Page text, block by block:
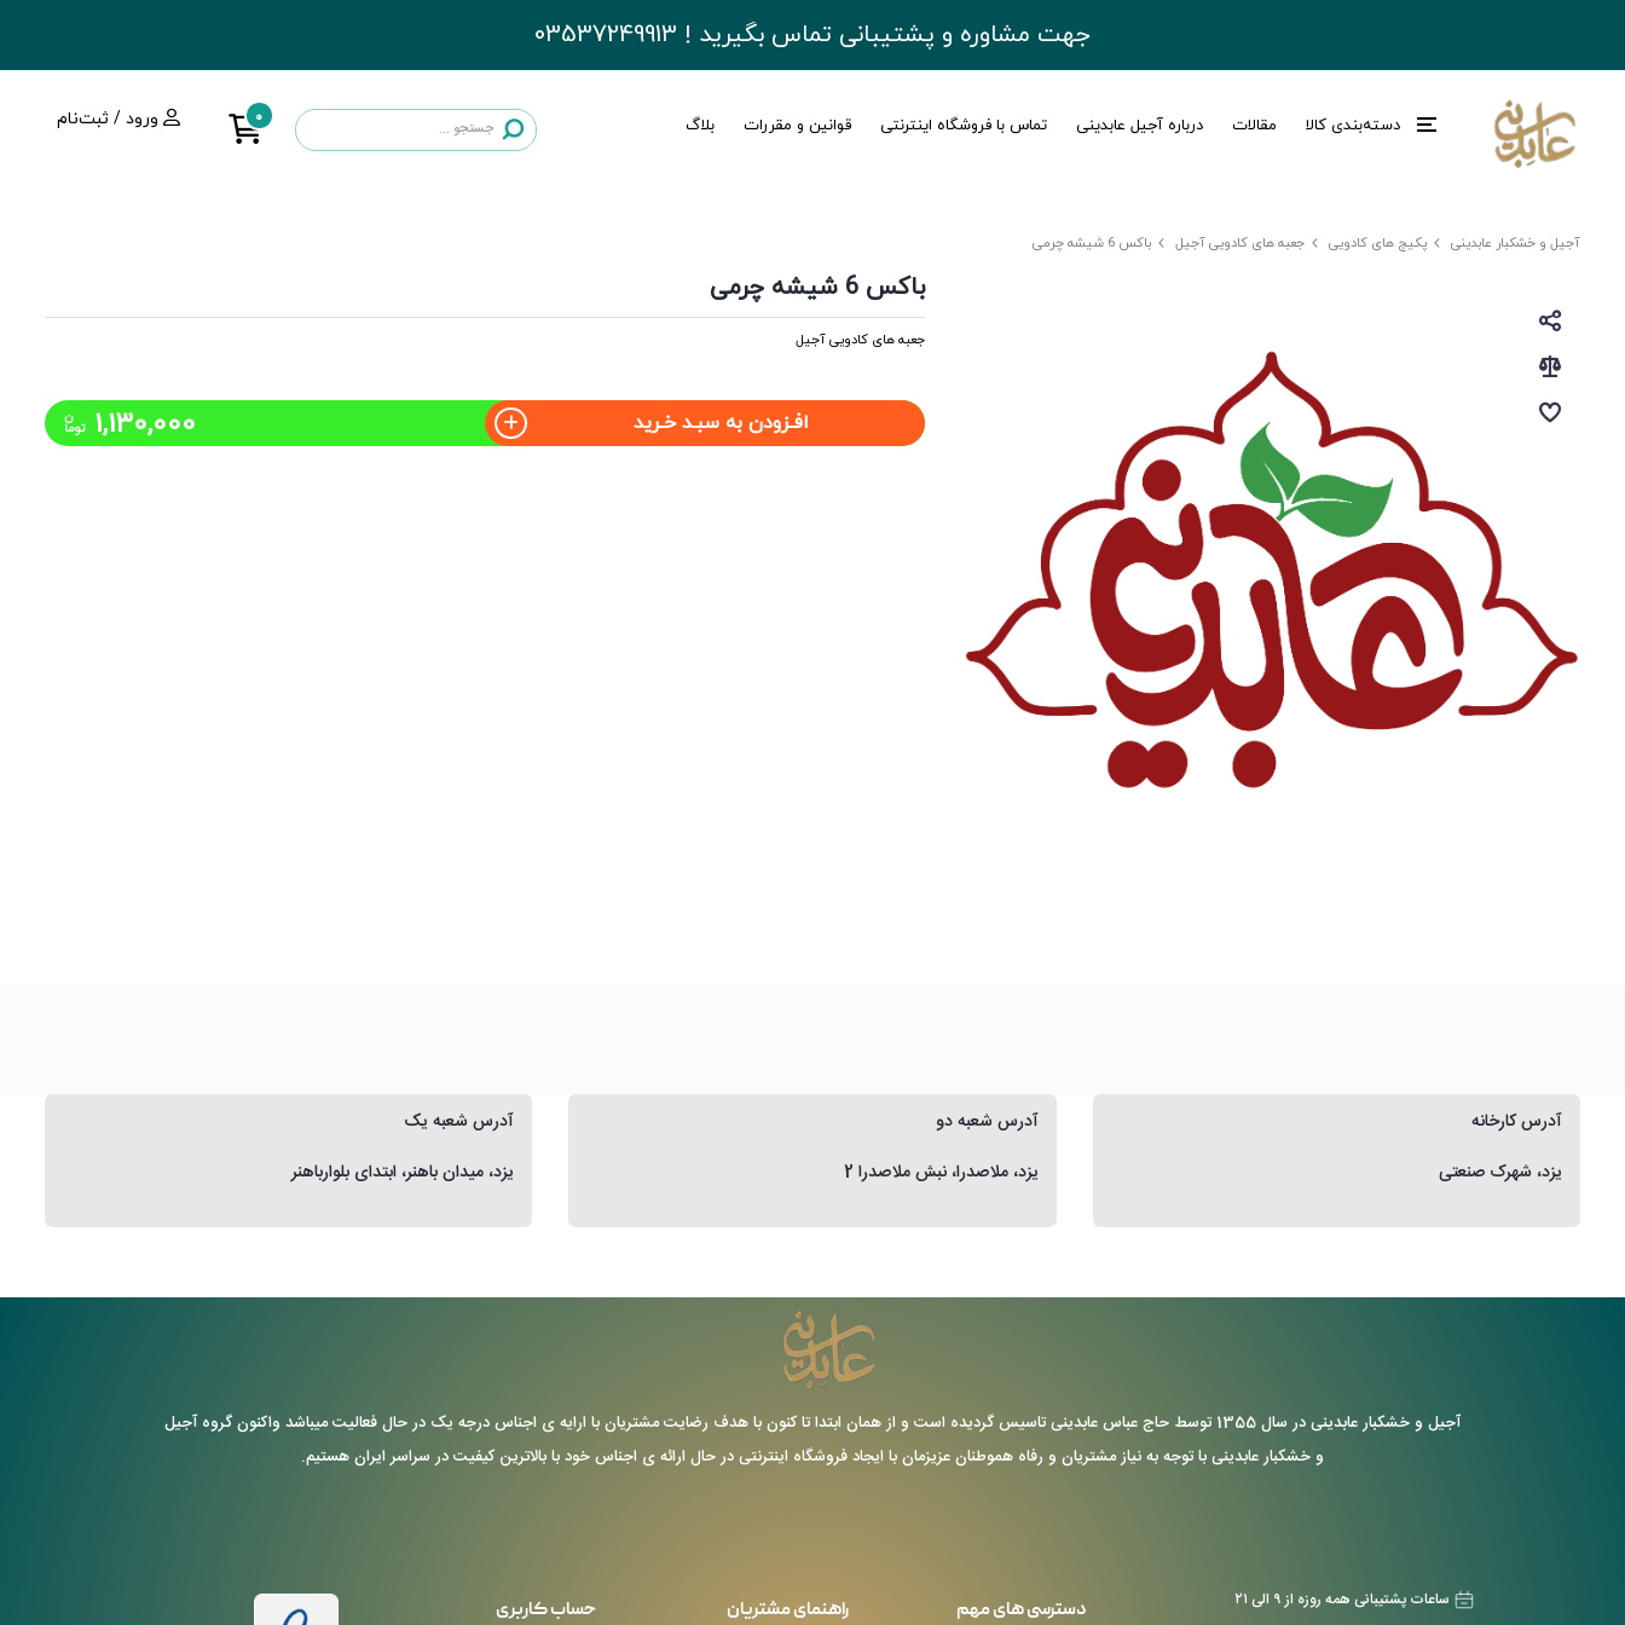
جهت مشاوره و پشتیبانی تماس بگیرید ! 03537249913
ورود / ثبت‌نام 0 دسته‌بندی کالا مقالات درباره آجیل عابدینی تماس با فروشگاه اینترنتی قوانین و مقررات بلاگ
آجیل و خشکبار عابدینی پکیج های کادویی جعبه های کادویی آجیل باکس 6 شیشه چرمی
باکس 6 شیشه چرمی
جعبه های کادویی آجیل
افـزودن به سبـد خـرید 1,130,000 توما
ن
آدرس شعبه یک
یزد، میدان باهنر، ابتدای بلوارباهنر
آدرس شعبه دو
یزد، ملاصدرا، نبش ملاصدرا 2
آدرس کارخانه
یزد، شهرک صنعتی
آجیل و خشکبار عابدینی در سال 1355 توسط حاج عباس عابدینی تاسیس گردیده است و از همان ابتدا تا کنون با هدف رضایت مشتریان با ارایه ی اجناس درجه یک در حال فعالیت میباشد واکنون گروه آجیل
و خشکبار عابدینی با توجه به نیاز مشتریان و رفاه هموطنان عزیزمان با ایجاد فروشگاه اینترنتی در حال ارائه ی اجناس خود با بالاترین کیفیت در سراسر ایران هستیم.
ساعات پشتیبانی همه روزه از ۹ الی ۲۱ دسترسی های مهم راهنمای مشتریان حساب کاربری